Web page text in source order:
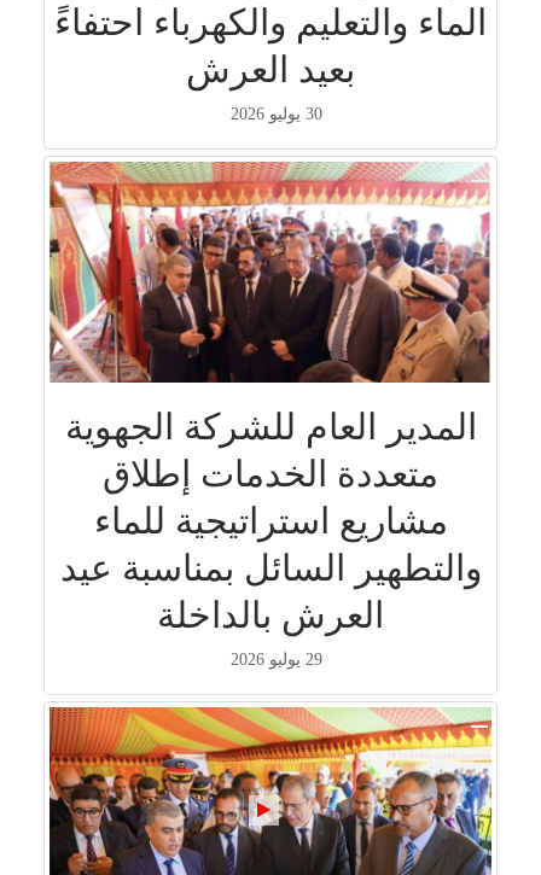
الماء والتعليم والكهرباء احتفاءً
بعيد العرش
30 يوليو 2026
المدير العام للشركة الجهوية
متعددة الخدمات إطلاق
مشاريع استراتيجية للماء
والتطهير السائل بمناسبة عيد
العرش بالداخلة
29 يوليو 2026